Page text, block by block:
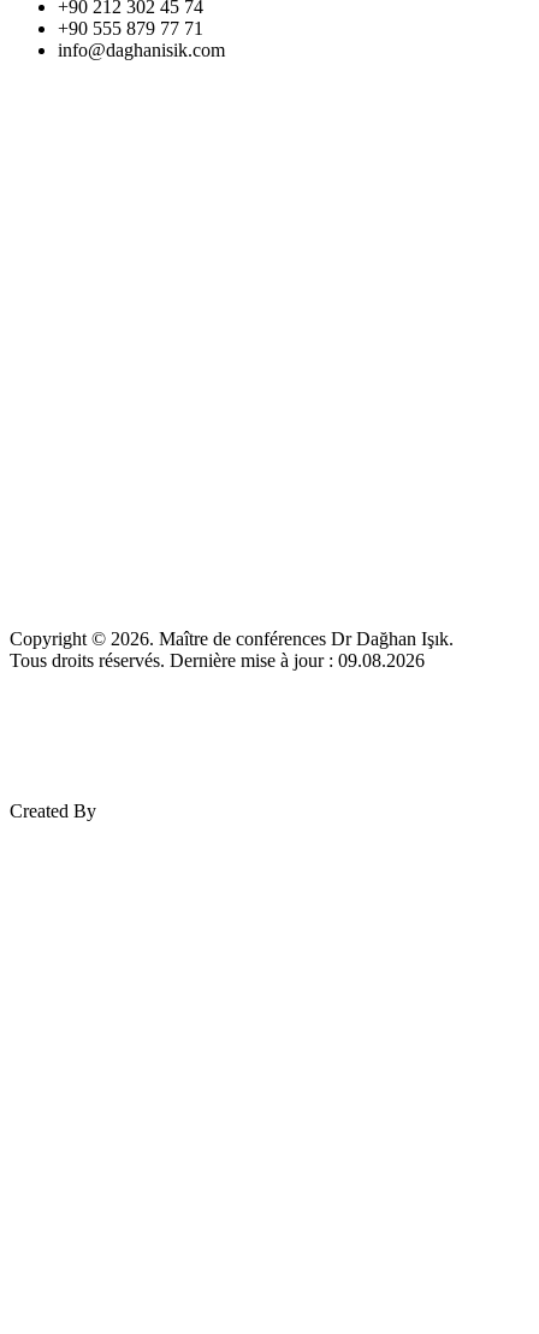
+90 212 302 45 74
+90 555 879 77 71
info@daghanisik.com
Copyright © 2026. Maître de conférences Dr Dağhan Işık.
Tous droits réservés. Dernière mise à jour : 09.08.2026
Created By